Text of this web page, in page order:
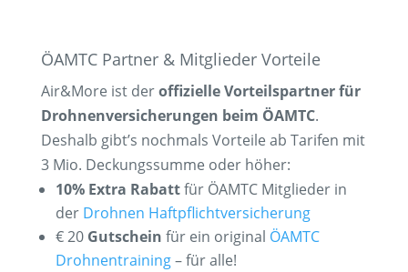
ÖAMTC Partner & Mitglieder Vorteile
Air&More ist deroffizielle Vorteilspartner für
Drohnenversicherungen beim ÖAMTC.
Deshalb gibt’s nochmals Vorteile ab Tarifen mit
3 Mio. Deckungssumme oder höher:
10% Extra Rabattfür ÖAMTC Mitglieder in
der Drohnen Haftpflichtversicherung
€ 20 Gutschein für ein original ÖAMTC
Drohnentraining– für alle!